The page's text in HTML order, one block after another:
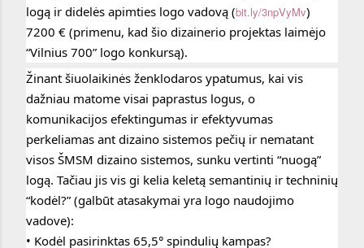
logą ir didelės apimties logo vadovą (bit.ly/3npVyMv)
7200 € (primenu, kad šio dizainerio projektas laimėjo
“Vilnius 700” logo konkursą).
Žinant šiuolaikinės ženklodaros ypatumus, kai vis
dažniau matome visai paprastus logus, o
komunikacijos efektingumas ir efektyvumas
perkeliamas ant dizaino sistemos pečių ir nematant
visos ŠMSM dizaino sistemos, sunku vertinti “nuogą”
logą. Tačiau jis vis gi kelia keletą semantinių ir techninių
“kodėl?” (galbūt atasakymai yra logo
vadove):
• Kodėl pasirinktas 65,5° spindulių kampas?